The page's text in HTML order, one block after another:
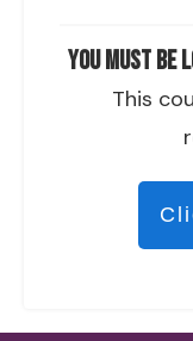
You must be
This